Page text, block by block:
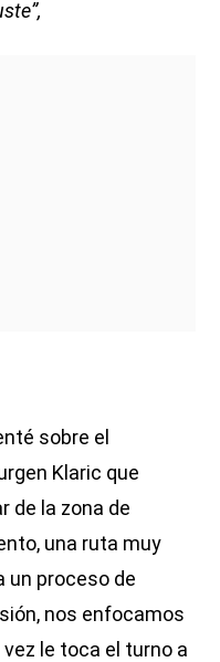
sobre el
Klaric que
de la zona de
una ruta muy
un proceso de
nos enfocamos
le toca el turno a